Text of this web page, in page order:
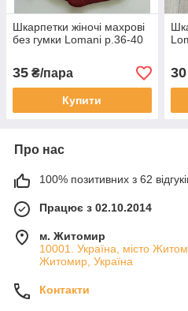
Шкарпетки жіночі махрові
без гумки Lomani р.36-40
35 ₴/пара
Купити
30
Про нас
100% позитивних з 62
Працює з 02.10.2014
м. Житомир
10001. Україна, місто
Житомир, Україна
Контакти